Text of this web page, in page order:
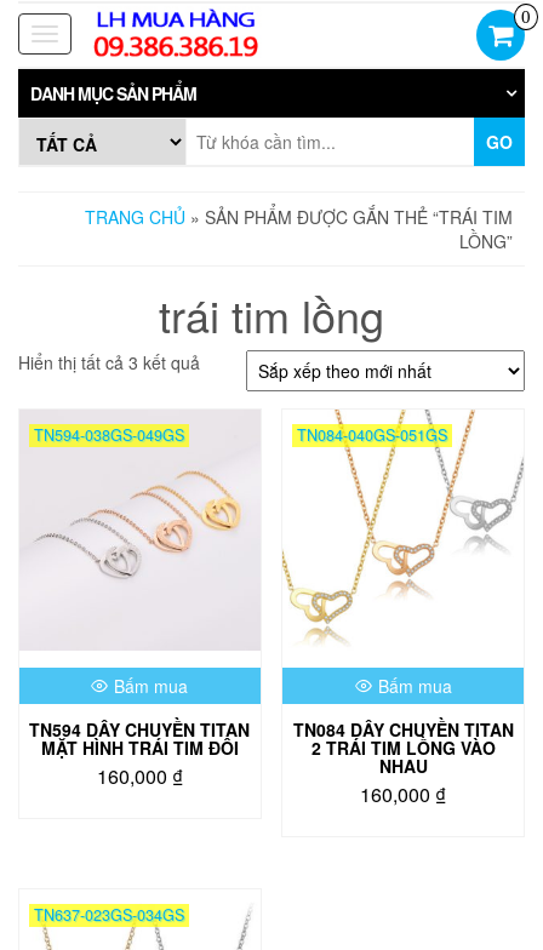
Skip
the
content
Toggle
navigation
0
DANH MỤC SẢN PHẨM
GO
TRANG CHỦ » SẢN PHẨM ĐƯỢC GẮN THẺ “TRÁI TIM
LỒNG”
trái tim lồng
Hiển thị tất cả 3 kết quả
xếp
nhất
TN594-038GS-049GS
Bấm mua
TN594 DÂY CHUYỀN TITAN
MẶT HÌNH TRÁI TIM ĐÔI
160,000 ₫
nhiều
biến
TN084-040GS-051GS
Bấm mua
TN084 DÂY CHUYỀN TITAN
2 TRÁI TIM LỒNG VÀO
NHAU
160,000 ₫
TN637-023GS-034GS